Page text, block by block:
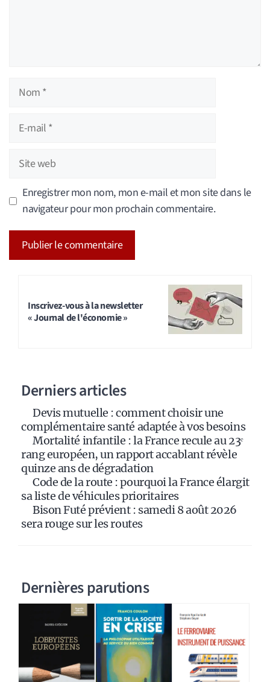
Nom
Site
Enregistrer mon nom, mon e-mail et mon site dans le
navigateur pour mon prochain commentaire.
Inscrivez-vous à la newsletter
« Journal de l'économie »
Derniers articles
Devis mutuelle : comment choisir une
complémentaire santé adaptée à vos besoins
Mortalité infantile : la France recule au 23ᵉ
rang européen, un rapport accablant révèle
quinze ans de dégradation
Code de la route : pourquoi la France élargit
sa liste de véhicules prioritaires
Bison Futé prévient : samedi 8 août 2026
sera rouge sur les routes
Dernières parutions